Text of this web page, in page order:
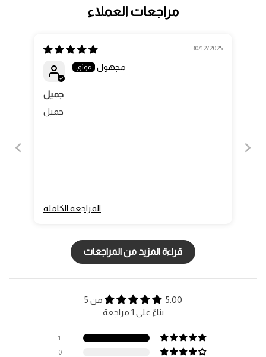
مراجعات العملاء
30/12/2025
مجهول
جميل
جميل
المراجعة الكاملة
قراءة المزيد من المراجعات
5.00 من 5
بناءً على 1 مراجعة
1
0